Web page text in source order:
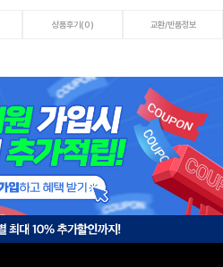
상품후기(0) 교환/반품정보